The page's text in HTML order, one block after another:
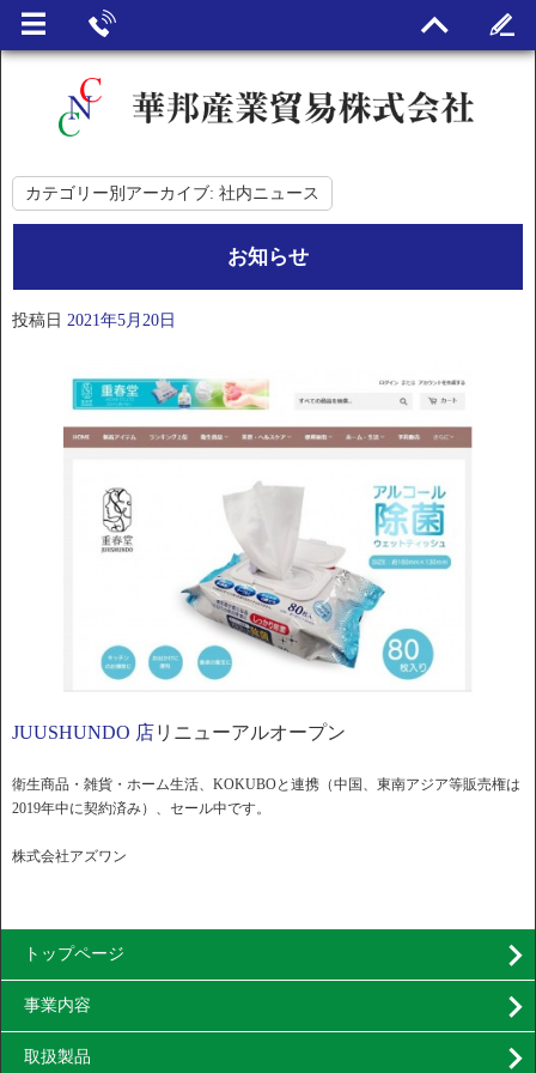
カテゴリー別アーカイブ: 社内ニュース
お知らせ
投稿日 2021年5月20日
JUUSHUNDO 店リニューアルオープン
衛生商品・雑貨・ホーム生活、KOKUBOと連携（中国、東南アジア等販売権は
2019年中に契約済み）、セール中です。
株式会社アズワン
トップページ
事業内容
取扱製品